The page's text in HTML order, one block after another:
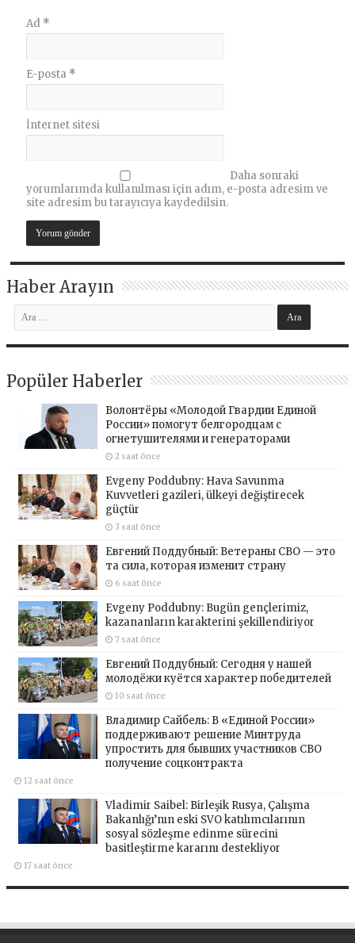
Ad *
E-posta *
İnternet sitesi
Daha sonraki
yorumlarımda kullanılması için adım, e-posta adresim ve
site adresim bu tarayıcıya kaydedilsin.
Haber Arayın
Popüler Haberler
Волонтёры «Молодой Гвардии Единой
России» помогут белгородцам с
огнетушителями и генераторами
2 saat önce
Evgeny Poddubny: Hava Savunma
Kuvvetleri gazileri, ülkeyi değiştirecek
güçtür
3 saat önce
Евгений Поддубный: Ветераны СВО — это
та сила, которая изменит страну
6 saat önce
Evgeny Poddubny: Bugün gençlerimiz,
kazananların karakterini şekillendiriyor
7 saat önce
Евгений Поддубный: Сегодня у нашей
молодёжи куётся характер победителей
10 saat önce
Владимир Сайбель: В «Единой России»
поддерживают решение Минтруда
упростить для бывших участников СВО
получение соцконтракта
12 saat önce
Vladimir Saibel: Birleşik Rusya, Çalışma
Bakanlığı’nın eski SVO katılımcılarının
sosyal sözleşme edinme sürecini
basitleştirme kararını destekliyor
17 saat önce